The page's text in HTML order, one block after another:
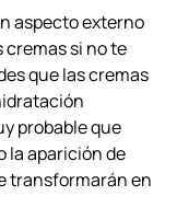
aspecto externo
si no te
que las cremas
probable que
la aparición de
transformarán en